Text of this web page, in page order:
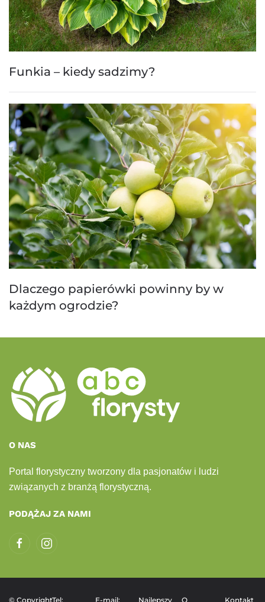
Funkia – kiedy sadzimy?
Dlaczego papierówki powinny by w
każdym ogrodzie?
O NAS
Portal florystyczny tworzony dla pasjonatów i ludzi
związanych z branżą florystyczną.
PODĄŻAJ ZA NAMI
© CopyrightTel: E-mail: Najlepszy O Kontakt